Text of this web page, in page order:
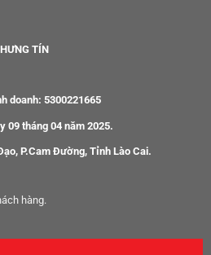
TÍN
doanh: 5300221665
09 tháng 04 năm 2025.
P.Cam Đường, Tỉnh Lào Cai.
hàng.